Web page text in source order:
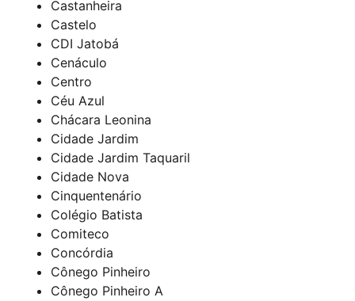
Castanheira
Castelo
CDI Jatobá
Cenáculo
Centro
Céu Azul
Chácara Leonina
Cidade Jardim
Cidade Jardim Taquaril
Cidade Nova
Cinquentenário
Colégio Batista
Comiteco
Concórdia
Cônego Pinheiro
Cônego Pinheiro A